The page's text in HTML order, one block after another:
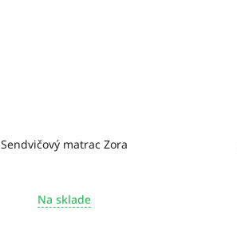
Sendvičový matrac Zora
Na sklade